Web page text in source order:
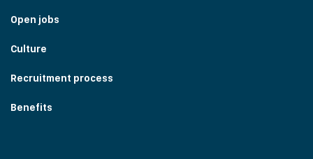
Open jobs
Culture
Recruitment process
Benefits